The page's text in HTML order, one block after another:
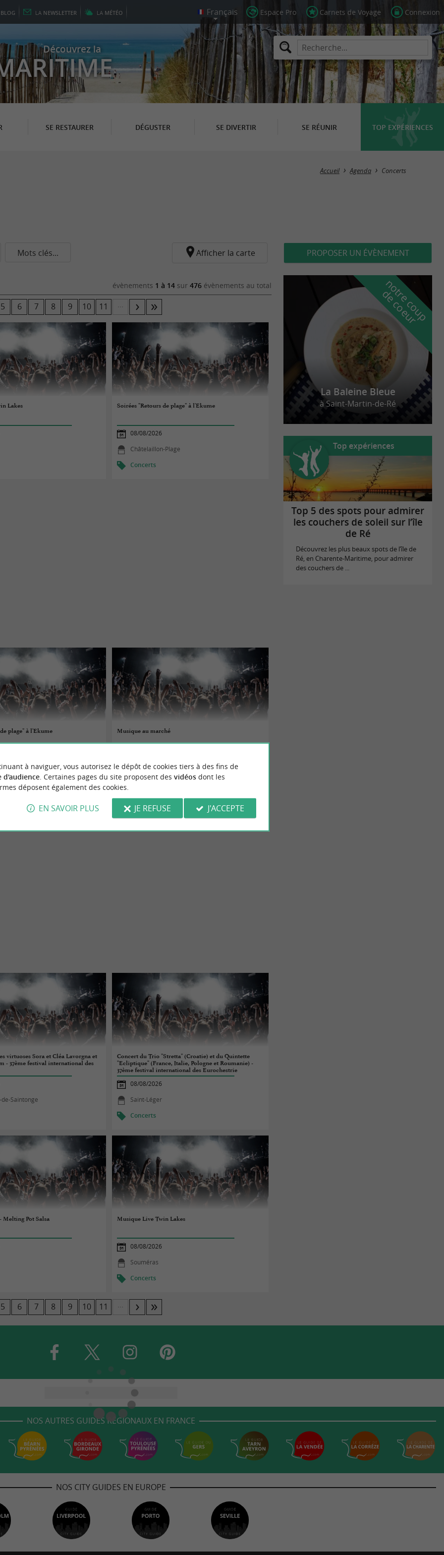
BLOG LA NEWSLETTER LA MÉTÉO Espace Pro Carnets de Voyage Connexion
Découvrez la
SE RESTAURER DÉGUSTER SE DIVERTIR SE RÉUNIR TOP EXPÉRIENCES
Masquer la carte
Accueil Agenda Concerts
Mots clés... Afficher la carte
évènements 1 à 14 sur 476 évènements au total
5 6 7 8 9 10 11
Lakes Soirées "Retours de plage" à l'Ekume
08/08/2026
Châtelaillon-Plage
Concerts
plage" à l'Ekume
Plage
Musique au marché
Saint-Jean-d'Angély
virtuoses Sora et Cléa Lavorgna et
- 37ème festival international des
Saintonge
Concert du Trio "Stretta" (Croatie) et du Quintette
"Ecliptique" (France, Italie, Pologne et Roumanie) -
37ème festival international des Eurochestrie
08/08/2026
Saint-Léger
Concerts
Melting Pot Salsa Musique Live Twin Lakes
08/08/2026
Souméras
Concerts
5 6 7 8 9 10 11
PROPOSER UN ÉVÈNEMENT
n
o
t
r
e
c
o
u
p
d
e
c
o
e
u
r
La Baleine Bleue
à Saint-Martin-de-Ré
Top expériences
Top 5 des spots pour admirer
les couchers de soleil sur l’île
de Ré
Découvrez les plus beaux spots de l’île de
Ré, en Charente-Maritime, pour admirer
des couchers de ...
NOS AUTRES GUIDES RÉGIONAUX EN FRANCE
NOS CITY GUIDES EN EUROPE
à naviguer, vous autorisez le dépôt de cookies tiers à des fins de
d'audience. Certaines pages du site proposent des vidéosdont les
déposent également des cookies.
EN SAVOIR PLUS JE REFUSE J'ACCEPTE